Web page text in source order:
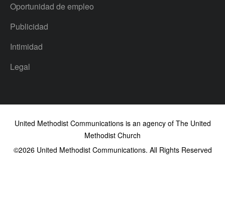
Oportunidad de empleo
Publicidad
Intimidad
Legal
United Methodist Communications is an agency of The United
Methodist Church
©2026United Methodist Communications. All Rights Reserved